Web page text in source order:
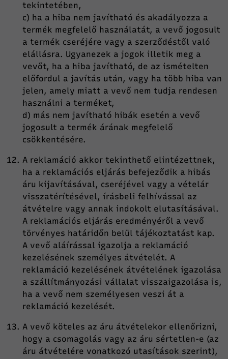
tekintetében,
c) ha a hiba nem javítható és akadályozza a
termék megfelelő használatát, a vevő jogosult
a termék cseréjére vagy a szerződéstől való
elállásra. Ugyanezek a jogok illetik meg a
vevőt, ha a hiba javítható, de az ismételten
előfordul a javítás után, vagy ha több hiba van
jelen, amely miatt a vevő nem tudja rendesen
használni a terméket,
d) más nem javítható hibák esetén a vevő
jogosult a termék árának megfelelő
csökkentésére.
A reklamáció akkor tekinthető elintézettnek,
ha a reklamációs eljárás befejeződik a hibás
áru kijavításával, cseréjével vagy a vételár
visszatérítésével, írásbeli felhívással az
átvételre vagy annak indokolt elutasításával.
A reklamációs eljárás eredményéről a vevő
törvényes határidőn belül tájékoztatást kap.
A vevő aláírással igazolja a reklamáció
kezelésének személyes átvételét. A
reklamáció kezelésének átvételének igazolása
a szállítmányozási vállalat visszaigazolása is,
ha a vevő nem személyesen veszi át a
reklamáció kezelését.
A vevő köteles az áru átvételekor ellenőrizni,
hogy a csomagolás vagy az áru sértetlen-e (az
áru átvételére vonatkozó utasítások szerint),